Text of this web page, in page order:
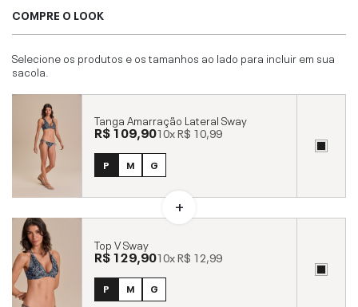
COMPRE O LOOK
Selecione os produtos e os tamanhos ao lado para incluir em sua
sacola.
Tanga Amarração Lateral Sway
R$ 109,9010xR$ 10,99
P M G
Top V Sway
R$ 129,9010xR$ 12,99
P M G